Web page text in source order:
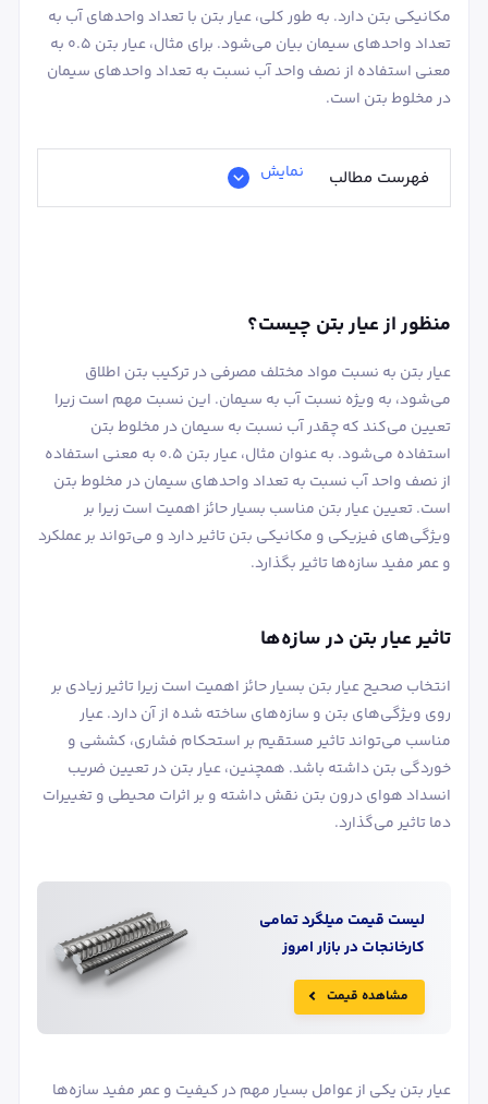
مکانیکی بتن دارد. به طور کلی، عیار بتن با تعداد واحدهای آب به
تعداد واحدهای سیمان بیان می‌شود. برای مثال، عیار بتن ۰.۵ به
معنی استفاده از نصف واحد آب نسبت به تعداد واحدهای سیمان
در مخلوط بتن است.
فهرست مطالب نمایش
منظور از عیار بتن چیست؟
عیار بتن به نسبت مواد مختلف مصرفی در ترکیب بتن اطلاق
می‌شود، به ویژه نسبت آب به سیمان. این نسبت مهم است زیرا
تعیین می‌کند که چقدر آب نسبت به سیمان در مخلوط بتن
استفاده می‌شود. به عنوان مثال، عیار بتن ۰.۵ به معنی استفاده
از نصف واحد آب نسبت به تعداد واحدهای سیمان در مخلوط بتن
است. تعیین عیار بتن مناسب بسیار حائز اهمیت است زیرا بر
ویژگی‌های فیزیکی و مکانیکی بتن تاثیر دارد و می‌تواند بر عملکرد
و عمر مفید سازه‌ها تاثیر بگذارد.
تاثیر عیار بتن در سازه‌ها
انتخاب صحیح عیار بتن بسیار حائز اهمیت است زیرا تاثیر زیادی بر
روی ویژگی‌های بتن و سازه‌های ساخته شده از آن دارد. عیار
مناسب می‌تواند تاثیر مستقیم بر استحکام فشاری، کششی و
خوردگی بتن داشته باشد. همچنین، عیار بتن در تعیین ضریب
انسداد هوای درون بتن نقش داشته و بر اثرات محیطی و تغییرات
دما تاثیر می‌گذارد.
لیست قیمت میلگردتمامی
کارخانجات در بازار امروز
مشاهده قیمت
عیار بتن یکی از عوامل بسیار مهم در کیفیت و عمر مفید سازه‌ها